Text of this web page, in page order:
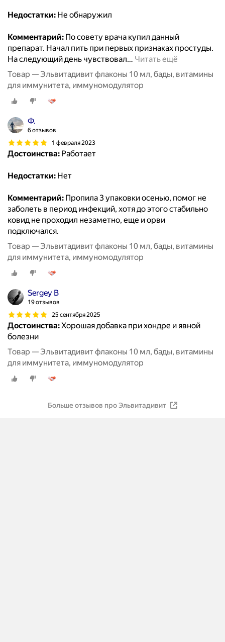
Недостатки: Не обнаружил
Комментарий: По совету врача купил данный
препарат. Начал пить при первых признаках простуды.
На следующий день чувствовал… Читать ещё
Товар — Эльвитадивит флаконы 10 мл, бады, витамины
для иммунитета, иммуномодулятор
Ф.
6 отзывов
1 февраля 2023
Достоинства: Работает
Недостатки: Нет
Комментарий: Пропила 3 упаковки осенью, помог не
заболеть в период инфекций, хотя до этого стабильно
ковид не проходил незаметно, еще и орви
подключался.
Товар — Эльвитадивит флаконы 10 мл, бады, витамины
для иммунитета, иммуномодулятор
Sergey B
19 отзывов
25 сентября 2025
Достоинства:Хорошая добавка при хондре и явной
болезни
Товар — Эльвитадивит флаконы 10 мл, бады, витамины
для иммунитета, иммуномодулятор
Больше отзывов про Эльвитадивит